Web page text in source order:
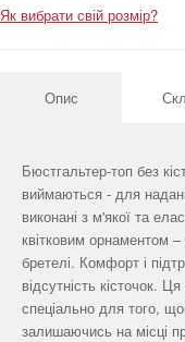
Як вибрати свій розмір?
Опис
Бюстгальтер-топ без
виймаються - для
виконані з м'якої та
квітковим орнаментом
бретелі. Комфорт і
відсутність кісточок.
спеціально для того,
залишаючись на місці